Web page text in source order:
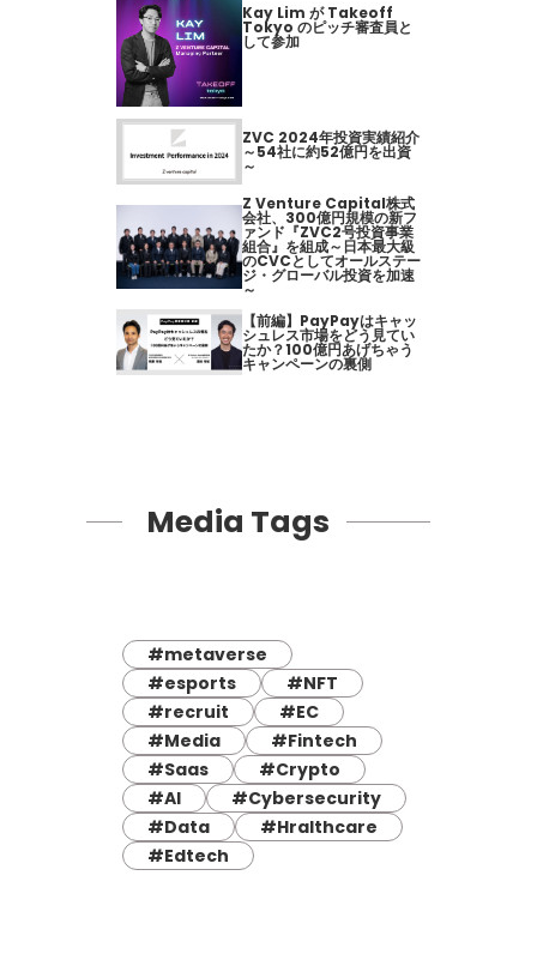
Kay Lim が Takeoff
Tokyo のピッチ審査員と
して参加
ZVC 2024年投資実績紹介
～54社に約52億円を出資
～
Z Venture Capital株式
会社、300億円規模の新フ
ァンド『ZVC2号投資事業
組合』を組成～日本最大級
のCVCとしてオールステー
ジ・グローバル投資を加速
～
【前編】PayPayはキャッ
シュレス市場をどう見てい
たか？100億円あげちゃう
キャンペーンの裏側
Media Tags
#metaverse
#esports
#NFT
#recruit
#EC
#Media
#Fintech
#Saas
#Crypto
#AI
#Cybersecurity
#Data
#Hralthcare
#Edtech